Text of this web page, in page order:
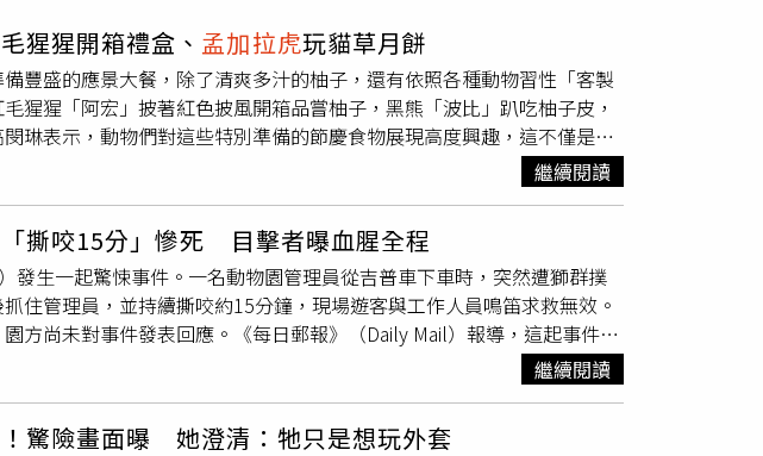
猩猩開箱禮盒、 孟加拉虎玩貓草月餅
豐盛的應景大餐，除了清爽多汁的柚子，還有依照各種動物習性「客製
猩猩「阿宏」披著紅色披風開箱品嘗柚子，黑熊「波比」趴吃柚子皮，
琳表示，動物們對這些特別準備的節慶食物展現高度興趣，這不僅是節
動手也動腦。她也歡迎民眾在中秋節當天攜家帶眷到壽山動物園，與可
猩「阿宏」莫屬，只見牠身披紅色披風，帥氣開箱中秋禮盒，大口品嘗
浣熊更是毫不客氣地抓取柚子果肉往嘴裡塞，吃得津津有味。長鼻浣熊
高市觀光局）園方的創意不只於此，保育員使用牧草、仙人掌、紅蘿蔔
裝增添儀式感。長鬃狒狒拿到月餅後愛不釋手，就連平時挑食不吃紅蘿
槿葉都吃得一乾二淨。狐獴使用利爪挖取藏在月餅內的麵包蟲及大麥
餅需要用利爪挖掘才能取得藏在內部的麵包蟲和大麥蟲，讓牠們邊玩邊
收瓦楞紙製作的貓薄荷圓形抓板月餅，兩隻大貓立刻興奮地又抓又玩。壽
觀光局）動物園提醒，因停車位有限，建議民眾搭乘大眾運輸前往，可
繼續閱讀
撕咬15分」慘死 目擊者曝血腥全程
發生一起驚悚事件。一名動物園管理員從吉普車下車時，突然遭獅群撲
住管理員，並持續撕咬約15分鐘，現場遊客與工作人員鳴笛求救無效。
方尚未對事件發表回應。《每日郵報》（Daily Mail）報導，這起事件發
車，隨即遭到獅群撲咬。現場遊客見狀尖叫呼救，眼睜睜看著掠食者將
工作人員在內的旁觀者，只能鳴笛試圖驅散獅群，但效果有限。官方人
骨頭外露，送醫後宣告死亡。動物園工作人員最終將獅子驅離，並關閉
時一頭獅子先從背後抓住管理員往地上拖，隨後又有三、四頭獅子加入
繼續閱讀
驚險畫面曝 她澄清：牠只是想玩外套